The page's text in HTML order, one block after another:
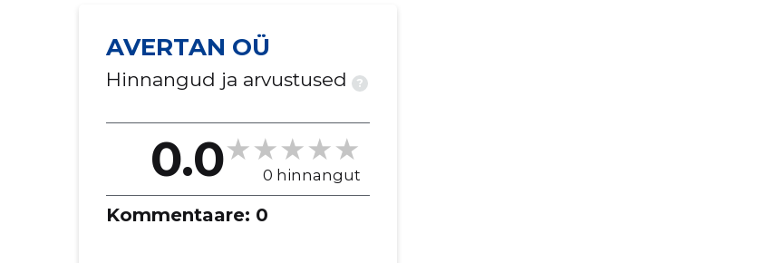
AVERTAN OÜ
Hinnangud ja arvustused ?
0.0 0 hinnangut
Kommentaare: 0